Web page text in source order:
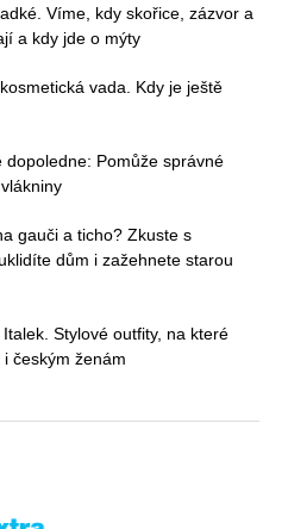
Víme, kdy skořice, zázvor a
a kdy jde o mýty
vada. Kdy je ještě
Pomůže správné
gauči a ticho? Zkuste s
dům i zažehnete starou
Stylové outfity, na které
českým ženám